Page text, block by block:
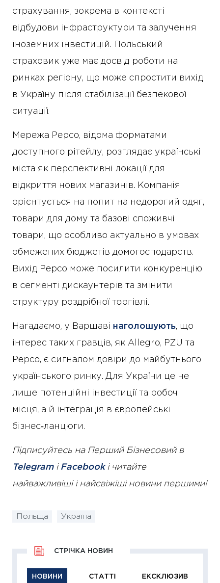
страхування, зокрема в контексті
відбудови інфраструктури та залучення
іноземних інвестицій. Польський
страховик уже має досвід роботи на
ринках регіону, що може спростити вихід
в Україну після стабілізації безпекової
ситуації.
Мережа Pepco, відома форматами
доступного рітейлу, розглядає українські
міста як перспективні локації для
відкриття нових магазинів. Компанія
орієнтується на попит на недорогий одяг,
товари для дому та базові споживчі
товари, що особливо актуально в умовах
обмежених бюджетів домогосподарств.
Вихід Pepco може посилити конкуренцію
в сегменті дискаунтерів та змінити
структуру роздрібної торгівлі.
Нагадаємо, у Варшаві наголошують, що
інтерес таких гравців, як Allegro, PZU та
Pepco, є сигналом довіри до майбутнього
українського ринку. Для України це не
лише потенційні інвестиції та робочі
місця, а й інтеграція в європейські
бізнес‑ланцюги.
Підписуйтесь на Перший Бізнесовий в
Telegramі Facebookі читайте
найважливіші і найсвіжіші новини першими!
Польща Україна
НОВИНИ СТАТТІ ЕКСКЛЮЗИВ
СТРІЧКА НОВИН